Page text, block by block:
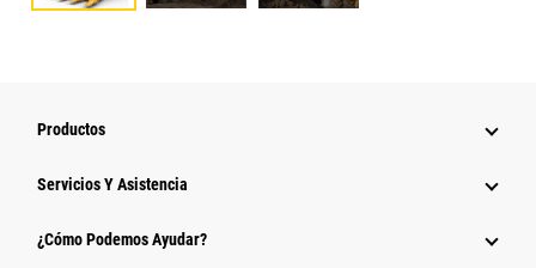
Productos
Servicios Y Asistencia
¿Cómo Podemos Ayudar?